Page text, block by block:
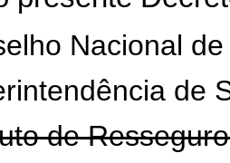
Nacional
de
de